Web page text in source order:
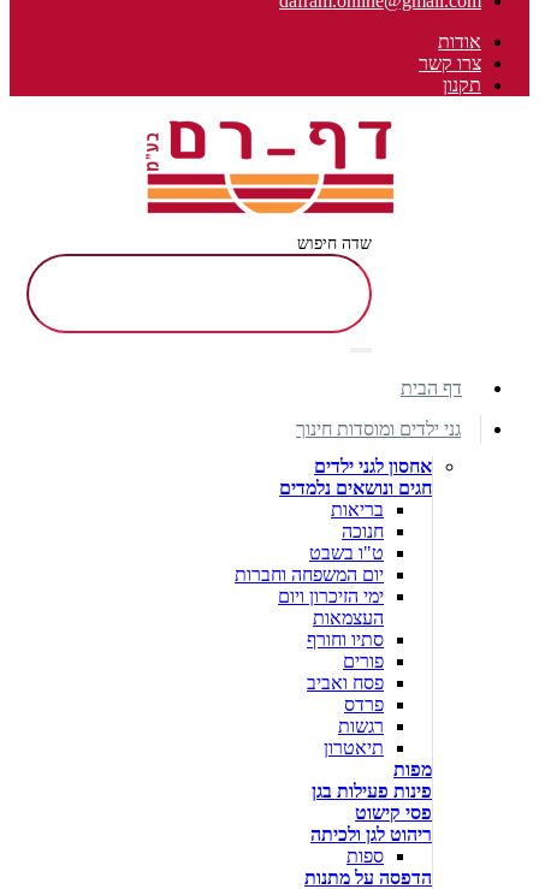
אודות
צרו קשר
תקנון
שדה חיפוש
דף הבית
גני ילדים ומוסדות חינוך
אחסון לגני ילדים
חגים ונושאים נלמדים
בריאות
חנוכה
ט"ו בשבט
יום המשפחה וחברות
ימי הזיכרון ויום
העצמאות
סתיו וחורף
פורים
פסח ואביב
פרדס
רגשות
תיאטרון
מפות
פינות פעילות בגן
פסי קישוט
ריהוט לגן ולכיתה
ספות
הדפסה על מתנות